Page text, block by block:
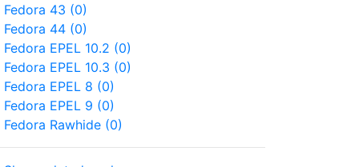
Fedora 43 (0)
Fedora 44 (0)
Fedora EPEL 10.2 (0)
Fedora EPEL 10.3 (0)
Fedora EPEL 8 (0)
Fedora EPEL 9 (0)
Fedora Rawhide (0)